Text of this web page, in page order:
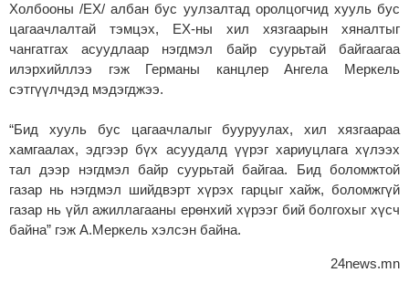
Холбооны /ЕХ/ албан бус уулзалтад оролцогчид хууль бус
цагаачлалтай тэмцэх, ЕХ-ны хил хязгаарын хяналтыг
чангатгах асуудлаар нэгдмэл байр суурьтай байгаагаа
илэрхийллээ гэж Германы канцлер Ангела Меркель
сэтгүүлчдэд мэдэгджээ.
“Бид хууль бус цагаачлалыг бууруулах, хил хязгаараа
хамгаалах, эдгээр бүх асуудалд үүрэг хариуцлага хүлээх
тал дээр нэгдмэл байр суурьтай байгаа. Бид боломжтой
газар нь нэгдмэл шийдвэрт хүрэх гарцыг хайж, боломжгүй
газар нь үйл ажиллагааны ерөнхий хүрээг бий болгохыг хүсч
байна” гэж А.Меркель хэлсэн байна.
24news.mn